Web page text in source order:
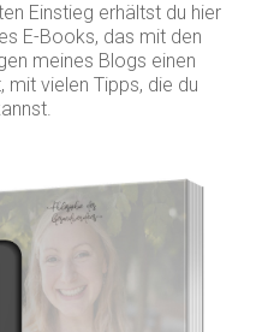
Einstieg erhältst du hier
E-Books, das mit den
meines Blogs einen
mit vielen Tipps, die du